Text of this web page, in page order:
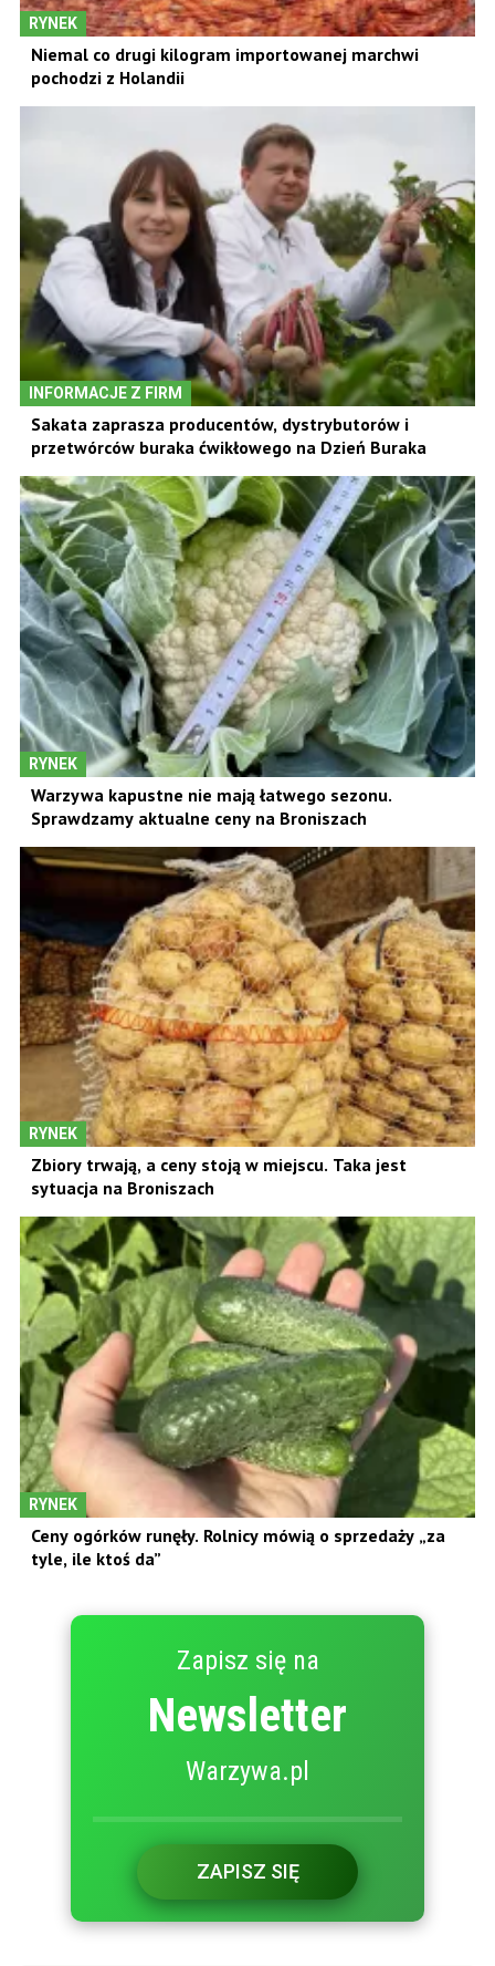
RYNEK
Niemal co drugi kilogram importowanej marchwi
pochodzi z Holandii
INFORMACJE Z FIRM
Sakata zaprasza producentów, dystrybutorów i
przetwórców buraka ćwikłowego na Dzień Buraka
RYNEK
Warzywa kapustne nie mają łatwego sezonu.
Sprawdzamy aktualne ceny na Broniszach
RYNEK
Zbiory trwają, a ceny stoją w miejscu. Taka jest
sytuacja na Broniszach
RYNEK
Ceny ogórków runęły. Rolnicy mówią o sprzedaży „za
tyle, ile ktoś da”
Zapisz się na
Newsletter
Warzywa.pl
ZAPISZ SIĘ